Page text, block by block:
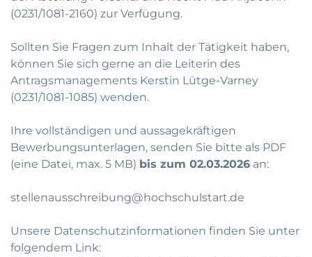
(0231/1081-2160) zur Verfügung.
Sollten Sie Fragen zum Inhalt der Tätigkeit haben,
können Sie sich gerne an die Leiterin des
Antragsmanagements Kerstin Lütge-Varney
(0231/1081-1085) wenden.
Ihre vollständigen und aussagekräftigen
Bewerbungsunterlagen, senden Sie bitte als PDF
(eine Datei, max. 5 MB) bis zum 02.03.2026 an:
stellenausschreibung@hochschulstart.de
Unsere Datenschutzinformationen finden Sie unter
folgendem Link: